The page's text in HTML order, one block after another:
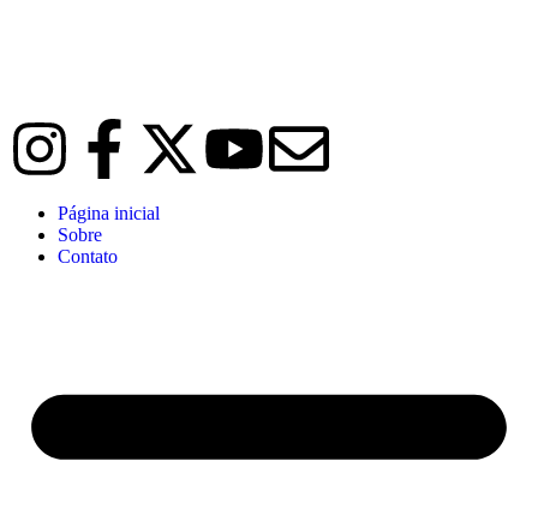
Página inicial
Sobre
Contato